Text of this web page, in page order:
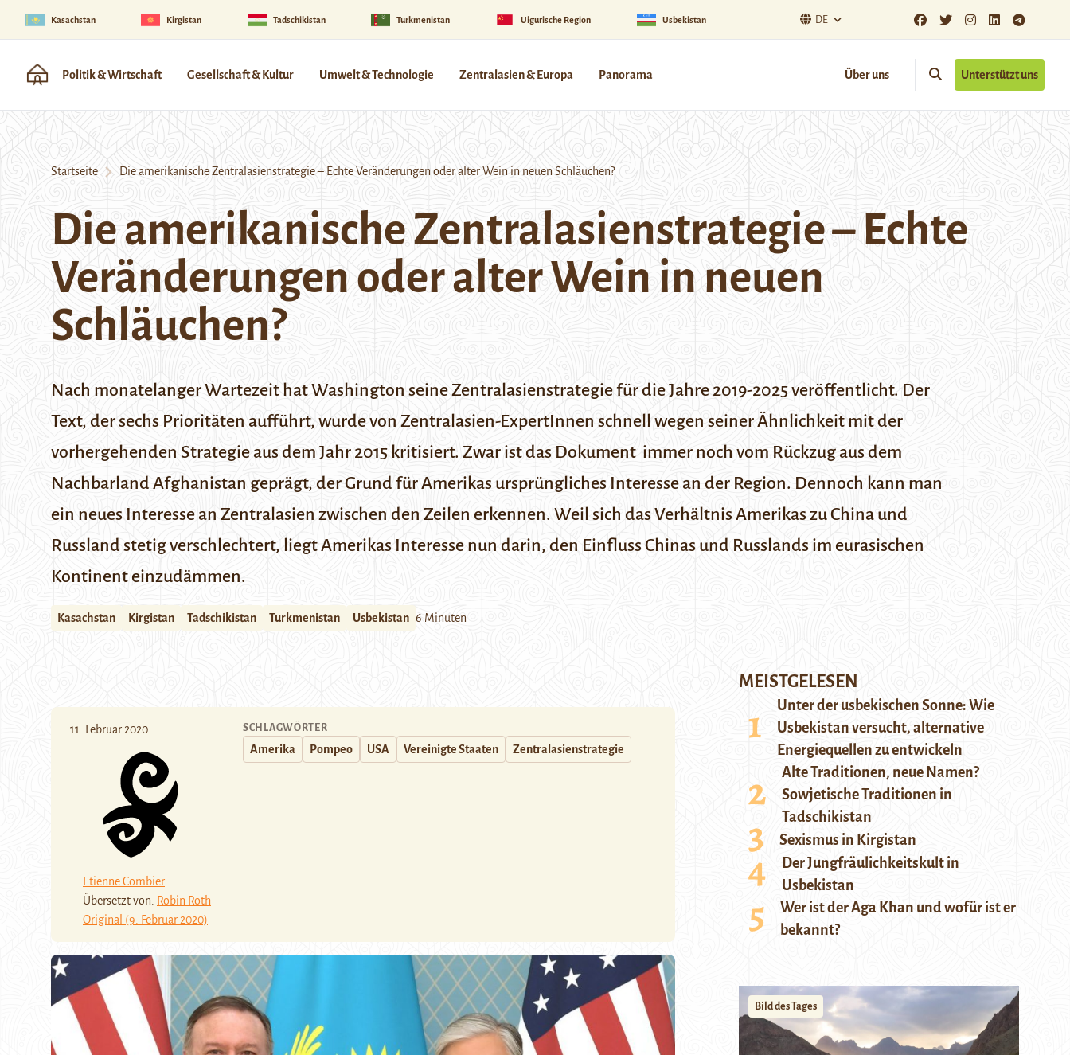
Kasachstan Kirgistan Tadschikistan Turkmenistan Uigurische Region Usbekistan DE
Politik & Wirtschaft Gesellschaft & Kultur Umwelt & Technologie Zentralasien & Europa Panorama Über uns Unterstützt uns
Startseite Die amerikanische Zentralasienstrategie – Echte Veränderungen oder alter Wein in neuen Schläuchen?
Die amerikanische Zentralasienstrategie – Echte
Veränderungen oder alter Wein in neuen
Schläuchen?
Nach monatelanger Wartezeit hat Washington seine Zentralasienstrategie für die Jahre 2019-2025 veröffentlicht. Der
Text, der sechs Prioritäten aufführt, wurde von Zentralasien-ExpertInnen schnell wegen seiner Ähnlichkeit mit der
vorhergehenden Strategie aus dem Jahr 2015 kritisiert. Zwar ist das Dokument immer noch vom Rückzug aus dem
Nachbarland Afghanistan geprägt, der Grund für Amerikas ursprüngliches Interesse an der Region. Dennoch kann man
ein neues Interesse an Zentralasien zwischen den Zeilen erkennen. Weil sich das Verhältnis Amerikas zu China und
Russland stetig verschlechtert, liegt Amerikas Interesse nun darin, den Einfluss Chinas und Russlands im eurasischen
Kontinent einzudämmen.
Kasachstan Kirgistan Tadschikistan Turkmenistan Usbekistan 6 Minuten
11. Februar 2020
Etienne Combier
Übersetzt von: Robin Roth
Original (9. Februar 2020)
SCHLAGWÖRTER
Amerika Pompeo USA Vereinigte Staaten Zentralasienstrategie
MEISTGELESEN
Unter der usbekischen Sonne: Wie
Usbekistan versucht, alternative
Energiequellen zu entwickeln
Alte Traditionen, neue Namen?
Sowjetische Traditionen in
Tadschikistan
Sexismus in Kirgistan
Der Jungfräulichkeitskult in
Usbekistan
Wer ist der Aga Khan und wofür ist er
bekannt?
Bild des Tages